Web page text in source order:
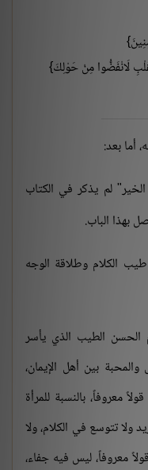
لَانْفَضُّوا مِنْ حَوْلِكَ}
أما بعد:
لم يذكر في الكتاب
بهذا الباب.
الكلام وطلاقة الوجه
الحسن الطيب الذي يأسر
بين أهل الإيمان،
معروفاً، بالنسبة للمرأة
ولا تتوسع في الكلام، ولا
معروفاً، ليس فيه جفاء،